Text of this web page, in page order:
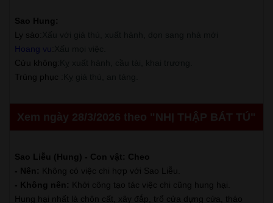
Sao Hung:
Ly sào
Hoang vu
Cửu không
Trùng phục
Xem ngày 28/3/2026 theo "NHỊ THẬP BÁT TÚ"
Sao Liễu (Hung) - Con vật: Cheo
- Nên: Không có việc chi hợp với Sao Liễu.
- Không nên: Khởi công tạo tác việc chi cũng hung hại.
Hung hại nhất là chôn cất, xây đắp, trổ cửa dựng cửa, tháo